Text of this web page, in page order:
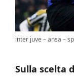
inter juve – ansa –
Sulla scelta